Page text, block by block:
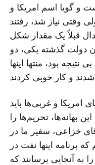
و گویا اسم امریکا و
وقتی نیاز شد، رفتند
قبلاً یک مقدار شکل
دولت گذشته یکی، دو
بود، منتها اینها
امریکا و غربی‌ها باید
بهانه‌ها، تحریم‌ها را
خزاعی، سفیر ما در
برنامه اینها نفت در
به آنجایی برسانند که